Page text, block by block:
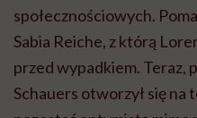
społecznościowych.
Sabia Reiche, z którą
przed wypadkiem. Teraz,
Schauers otworzył się na